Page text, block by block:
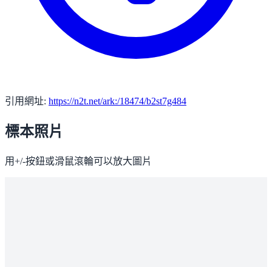
引用網址: https://n2t.net/ark:/18474/b2st7g484
標本照片
用+/-按鈕或滑鼠滾輪可以放大圖片